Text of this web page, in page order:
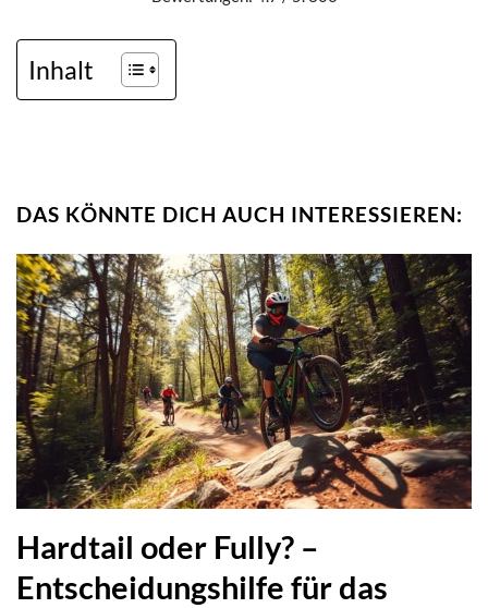
Inhalt
DAS KÖNNTE DICH AUCH INTERESSIEREN:
Hardtail oder Fully? –
Entscheidungshilfe für das